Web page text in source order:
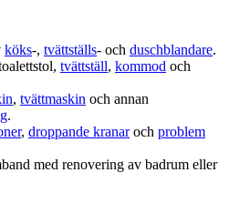
köks‑, tvättställs‑ och duschblandare.
tvättställ, kommod och
, tvättmaskin och annan
.
, droppande kranaroch problem
med renovering av badrum eller